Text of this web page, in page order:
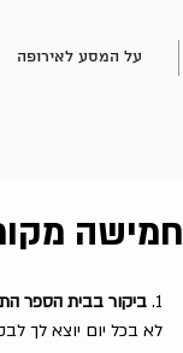
על המסע לאירופה
חמישה
1. ביקור בבית הספר